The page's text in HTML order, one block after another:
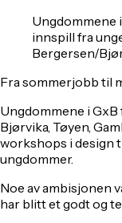
Ungdommene
innspill fra
Bergersen/
Fra sommerjobb til
Ungdommene i
Bjørvika, Tøyen,
workshops i design
ungdommer.
Noe av ambisjonen
har blitt et godt og